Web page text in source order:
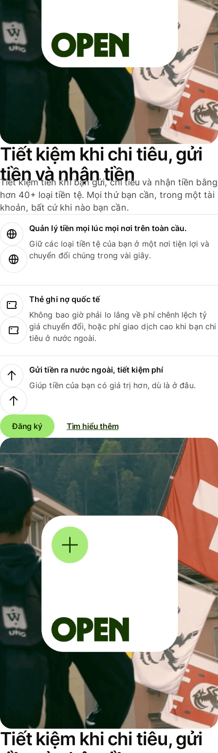
Tiết kiệm khi chi tiêu, gửi
tiền và nhận tiền
Tiết kiệm tiền khi bạn gửi, chi tiêu và nhận tiền bằng
hơn 40+ loại tiền tệ. Mọi thứ bạn cần, trong một tài
khoản, bất cứ khi nào bạn cần.
Quản lý tiền mọi lúc mọi nơi trên toàn cầu.
Giữ các loại tiền tệ của bạn ở một nơi tiện lợi và
chuyển đổi chúng trong vài giây.
Thẻ ghi nợ quốc tế
Không bao giờ phải lo lắng về phí chênh lệch tỷ
giá chuyển đổi, hoặc phí giao dịch cao khi bạn chi
tiêu ở nước ngoài.
Gửi tiền ra nước ngoài, tiết kiệm phí
Giúp tiền của bạn có giá trị hơn, dù là ở đâu.
Đăng ký Tìm hiểu thêm
Tiết kiệm khi chi tiêu, gửi